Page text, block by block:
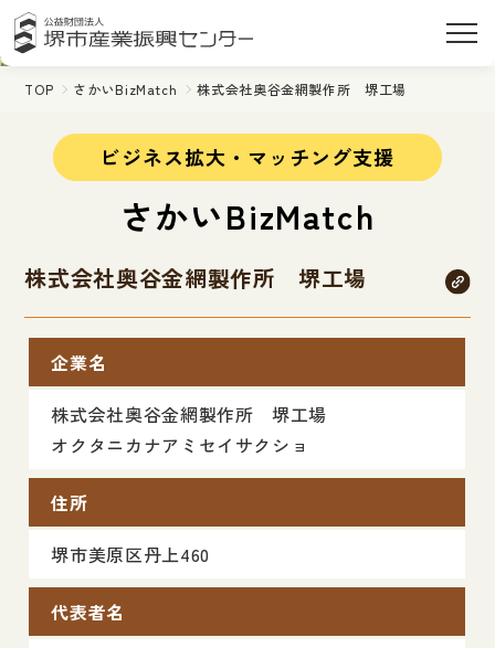
TOP さかいBizMatch 株式会社奥谷金網製作所 堺工場
ビジネス拡大・マッチング支援
さかいBizMatch
株式会社奥谷金網製作所 堺工場
企業名
株式会社奥谷金網製作所 堺工場
オクタニカナアミセイサクショ
住所
堺市美原区丹上460
代表者名